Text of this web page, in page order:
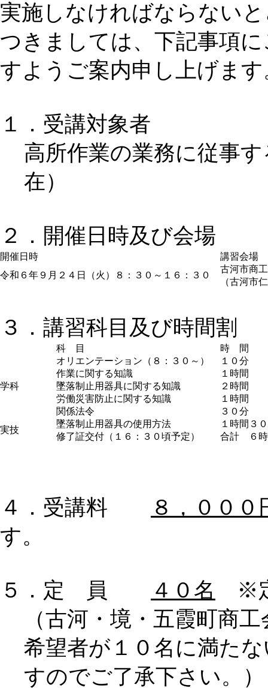
実施しなければならない
つきましては、下記事項
すようご案内申し上げます
１．受講対象者
高所作業の業務に従事
在）
２．開催日時及び会場
開催日時
講習会場
令和６年９月２４日（火）８：３０～１６：３０
古河市商
（古河市
３．講習科目及び時間割
科 目 時 間
学科
オリエンテーション（８：３０～）
１０分
作業に関する知識
１時間
墜落制止用器具に関する知識
２時間
労働災害防止に関する知識
１時間
関係法令
３０分
実技
墜落制止用器具の使用方法
１時間３
修了証交付（１６：３０頃予定）
合計 ６
４．受講料
８，０００
す。
５．定 員 ４０名
※
（古河・境・五霞町商
希望者が１０名に満た
すのでご了承下さい。）